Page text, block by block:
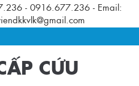
- 0916.677.236 - Email:
CỨU